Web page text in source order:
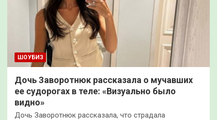
ШОУБИЗ
Дочь Заворотнюк рассказала о мучавших
ее судорогах в теле: «Визуально было
видно»
Дочь Заворотнюк рассказала, что страдала